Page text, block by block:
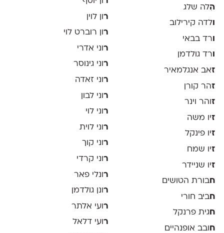
הִלה שלג
ולדה קירילוב
רד בבאי
ורד גולדמן
זאב אנגלמאיר
זהר קורן
זוהר וינר
זיו משה
זיו פינקל
זיו שמח
זיו שניידר
חבורת הטושים
חביב חורי
חגית פרנקל
ח ובב אופנהיים
ר ון לוין
רון רוברט לוי
ר וני אדרי
רוני גינוסר
ר וני זאדה
ר וני לבון
רוני לוי
ר וני לוית
רוני קוך
ר וני קרדי
רונלי פאר
ר ונן גולדמן
ר ועי אלתר
רועי דלאל